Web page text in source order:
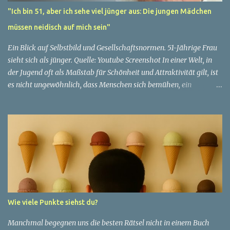
"Ich bin 51, aber ich sehe viel jünger aus: Die jungen Mädchen
müssen neidisch auf mich sein"
Ein Blick auf Selbstbild und Gesellschaftsnormen. 51-Jährige Frau
sieht sich als jünger. Quelle: Youtube Screenshot In einer Welt, in
der Jugend oft als Maßstab für Schönheit und Attraktivität gilt, ist
es nicht ungewöhnlich, dass Menschen sich bemühen, ein
faszinierendes Beispiel für diese Diskrepanz ist die Geschichte
einer 51-jährigen Frau, deren Überzeugung von ihrem Aussehen
sie dazu bringt, sich jünger zu fühlen, als die Gesellschaft sie
wahrnimmt. Diese Frau, deren Name aus Datenschutzgründen
anonym bleibt, erzählt von ihrem Leben und ihren Gedanken über
das Altern. "Ich fühle mich nicht wie 51", sagt sie mit einem
Lächeln. "Ich habe das Gefühl, dass ich immer noch in meinen
30ern bin." Für sie ist das Alter nichts als eine Zahl, eine
Wie viele Punkte siehst du?
Manchmal begegnen uns die besten Rätsel nicht in einem Buch